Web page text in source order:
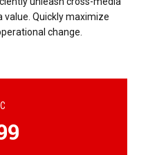
Quickly maximize
change.